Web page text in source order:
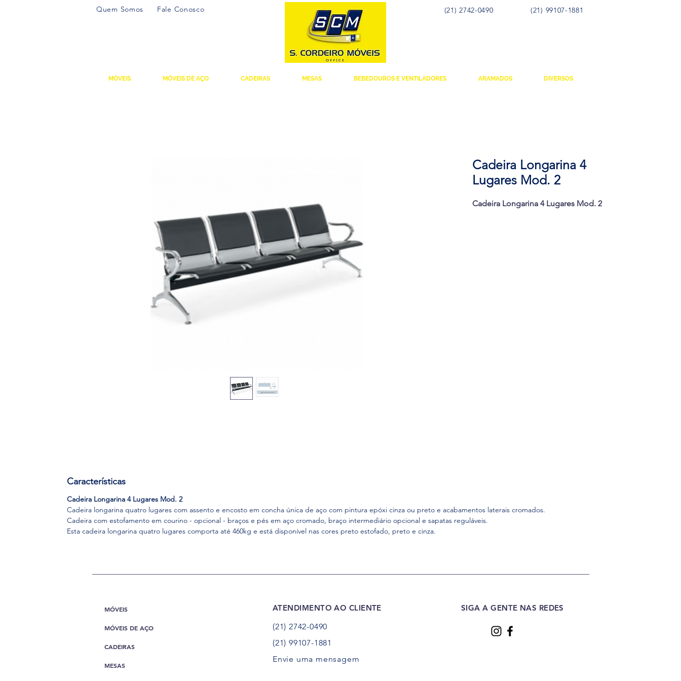
MÓVEIS MÓVEIS DE AÇO CADEIRAS MESAS BEBEDOUROS E VENTILADORES ARAMADOS DIVERSOS
Quem Somos Fale Conosco (21) 2742-0490 (21) 99107-1881
Cadeira Longarina 4
Lugares Mod. 2
Cadeira Longarina 4 Lugares Mod. 2
Características
Cadeira Longarina 4 Lugares Mod. 2
Cadeira longarina quatro lugares com assento e encosto em concha única de aço com pintura epóxi cinza ou preto e acabamentos laterais cromados.
Cadeira com estofamento em courino - opcional - braços e pés em aço cromado, braço intermediário opcional e sapatas reguláveis.
Esta cadeira longarina quatro lugares comporta até 460kg e está disponível nas cores preto estofado, preto e cinza.
MÓVEIS
MÓVEIS DE AÇO
CADEIRAS
MESAS
ATENDIMENTO AO CLIENTE
(21) 2742-0490
(21) 99107-1881
Envie uma mensagem
SIGA A GENTE NAS REDES